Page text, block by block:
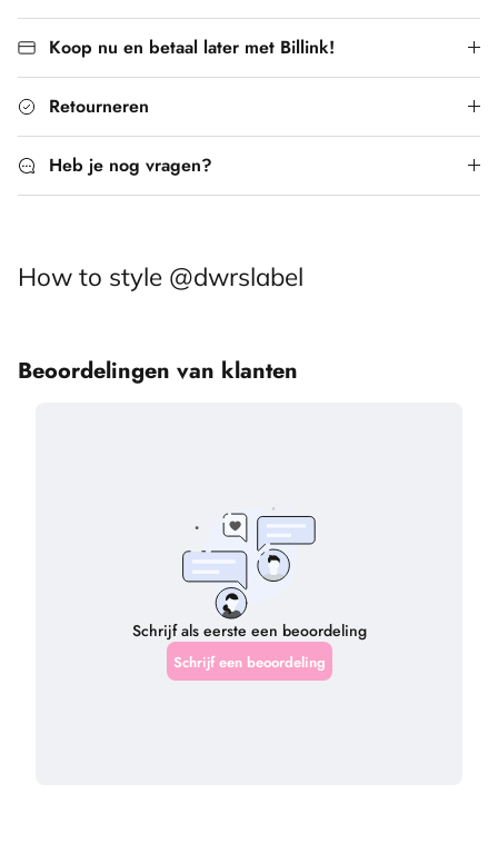
Koop nu en betaal later met Billink!
Retourneren
Heb je nog vragen?
How to style @dwrslabel